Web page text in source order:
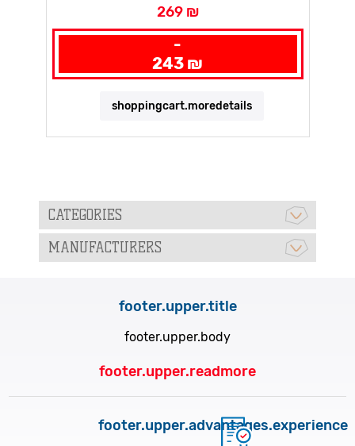
269 ₪
-
243 ₪
shoppingcart.moredetails
CATEGORIES
MANUFACTURERS
footer.upper.title
footer.upper.body
footer.upper.readmore
footer.upper.advantages.experience